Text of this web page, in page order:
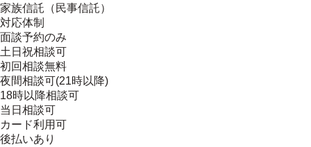
家族信託（民事信託）
対応体制
面談予約のみ
土日祝相談可
初回相談無料
夜間相談可(21時以降)
18時以降相談可
当日相談可
カード利用可
後払いあり